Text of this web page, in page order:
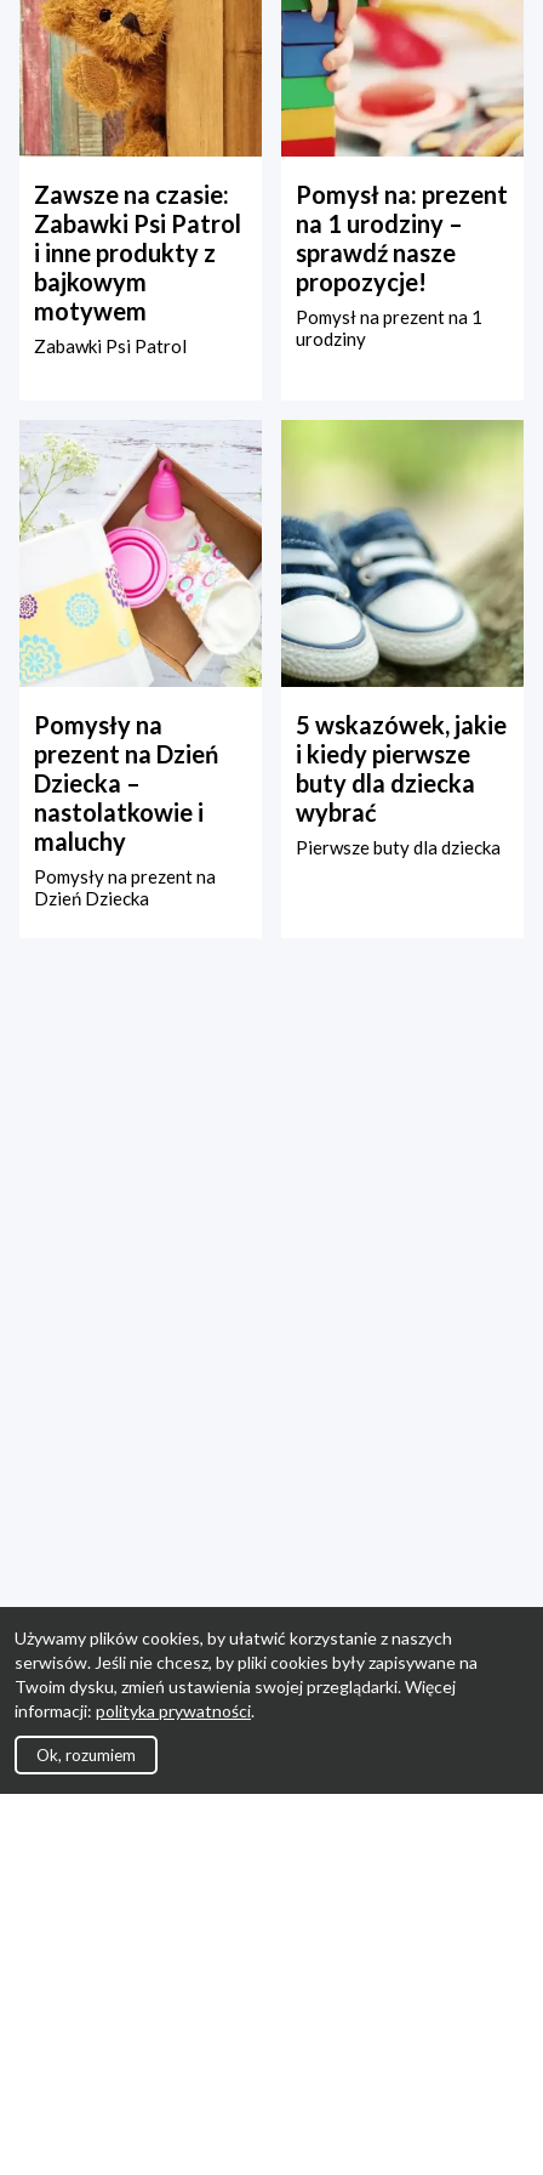
Zawsze na czasie:
Zabawki Psi Patrol
i inne produkty z
bajkowym
motywem
Zabawki Psi Patrol
Pomysł na: prezent
na 1 urodziny –
sprawdź nasze
propozycje!
Pomysł na prezent na 1
urodziny
Pomysły na
prezent na Dzień
Dziecka –
nastolatkowie i
maluchy
Pomysły na prezent na
Dzień Dziecka
5 wskazówek, jakie
i kiedy pierwsze
buty dla dziecka
wybrać
Pierwsze buty dla dziecka
Używamy plików cookies, by ułatwić korzystanie z naszych
serwisów. Jeśli nie chcesz, by pliki cookies były zapisywane na
Twoim dysku, zmień ustawienia swojej przeglądarki. Więcej
informacji: polityka prywatności.
Ok, rozumiem